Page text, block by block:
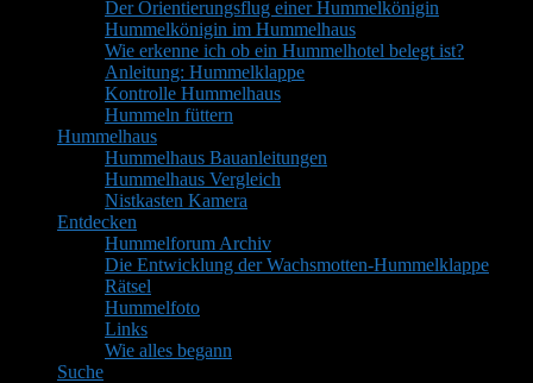
Der Orientierungsflug einer Hummelkönigin
Hummelkönigin im Hummelhaus
Wie erkenne ich ob ein Hummelhotel belegt ist?
Anleitung: Hummelklappe
Kontrolle Hummelhaus
Hummeln füttern
Hummelhaus
Hummelhaus Bauanleitungen
Hummelhaus Vergleich
Nistkasten Kamera
Entdecken
Hummelforum Archiv
Die Entwicklung der Wachsmotten-Hummelklappe
Rätsel
Hummelfoto
Links
Wie alles begann
Suche